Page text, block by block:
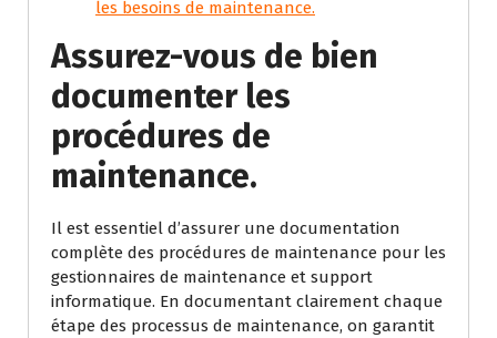
les besoins de maintenance.
Assurez-vous de bien
documenter les
procédures de
maintenance.
Il est essentiel d’assurer une documentation
complète des procédures de maintenance pour les
gestionnaires de maintenance et support
informatique. En documentant clairement chaque
étape des processus de maintenance, on garantit